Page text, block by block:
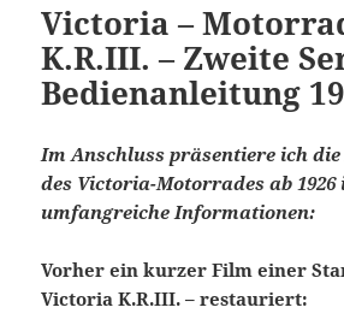
Victoria –
K.R.III. – Zweite
Bedienanleitung
Im Anschluss präsentiere ich
des Victoria-Motorrades ab
umfangreiche Informationen:
Vorher ein kurzer Film einer
Victoria K.R.III. – restauriert: